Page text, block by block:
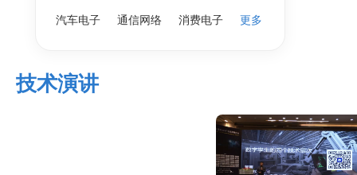
汽车电子
通信网络 消费电子 更多
技术演讲